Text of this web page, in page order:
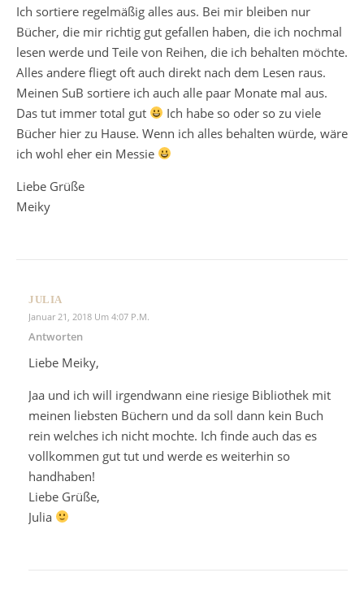
Ich sortiere regelmäßig alles aus. Bei mir bleiben nur
Bücher, die mir richtig gut gefallen haben, die ich nochmal
lesen werde und Teile von Reihen, die ich behalten möchte.
Alles andere fliegt oft auch direkt nach dem Lesen raus.
Meinen SuB sortiere ich auch alle paar Monate mal aus.
Das tut immer total gut
Ich habe so oder so zu viele
Bücher hier zu Hause. Wenn ich alles behalten würde, wäre
ich wohl eher ein Messie
Liebe Grüße
Meiky
JULIA
Januar 21, 2018 Um 4:07 P.m.
Antworten
Liebe Meiky,
Jaa und ich will irgendwann eine riesige Bibliothek mit
meinen liebsten Büchern und da soll dann kein Buch
rein welches ich nicht mochte. Ich finde auch das es
vollkommen gut tut und werde es weiterhin so
handhaben!
Liebe Grüße,
Julia